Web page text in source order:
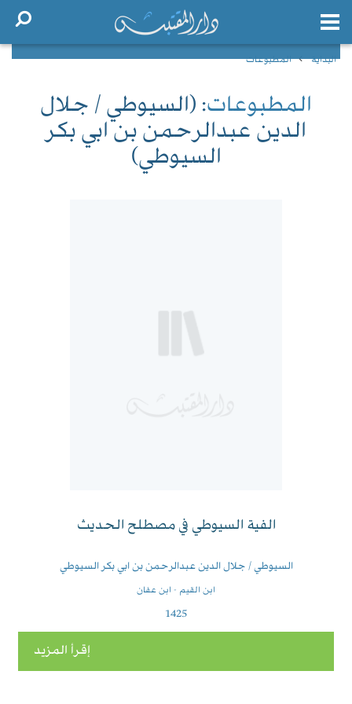
البداية المطبوعات
المطبوعات: (السيوطي / جلال
الدين عبدالرحمن بن ابي بكر
السيوطي)
الفية السيوطي في مصطلح الحديث
السيوطي / جلال الدين عبدالرحمن بن ابي بكر السيوطي
ابن القيم - ابن عفان
1425
إقرأ المزيد